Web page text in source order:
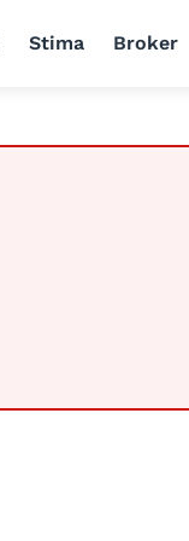
Stima Broker